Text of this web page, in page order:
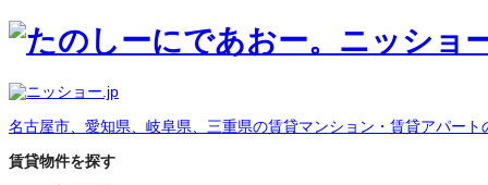
名古屋市、愛知県、岐阜県、三重県の賃貸マンション・賃貸アパート
賃貸物件を探す